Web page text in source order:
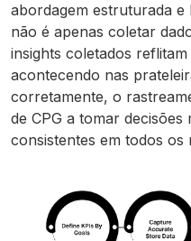
abordagem estruturada e
não é apenas coletar
insights coletados
acontecendo nas
corretamente, o
de CPG a tomar decisões
consistentes em todos os